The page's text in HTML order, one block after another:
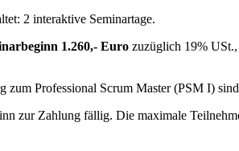
2 interaktive Seminartage.
1.260,- Euro zuzüglich 19%
zum Professional Scrum Master (PSM I)
zur Zahlung fällig. Die maximale